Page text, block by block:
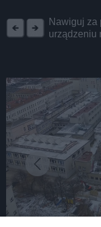
Nawiguj za
urządzeniu